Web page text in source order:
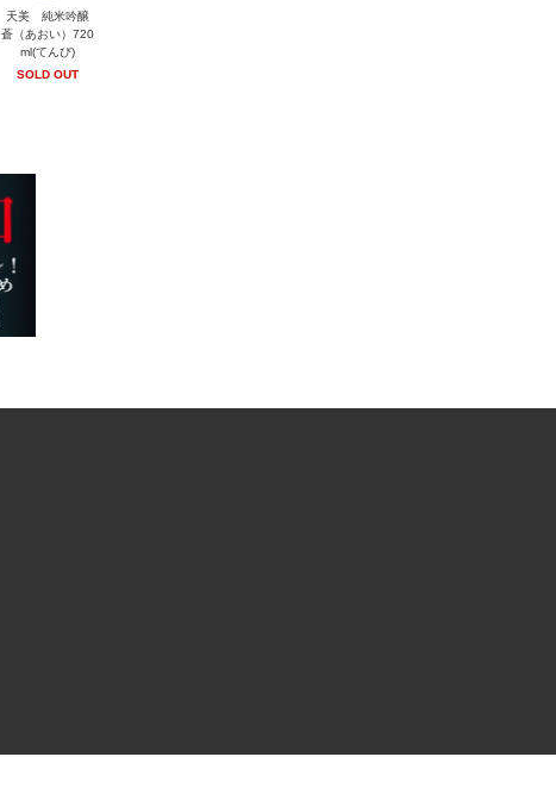
天美 純米吟醸
蒼（あおい）720
ml(てんび)
SOLD OUT